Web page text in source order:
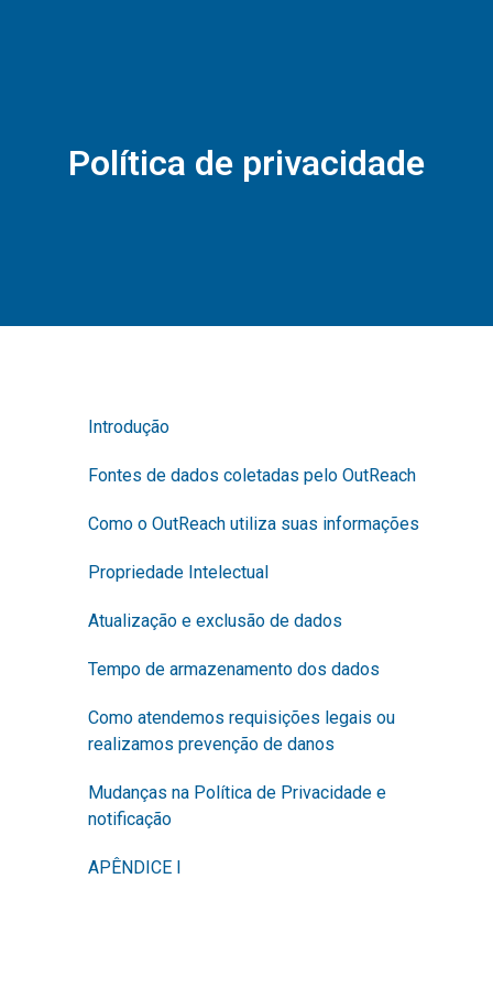
Política de privacidade
Introdução
Fontes de dados coletadas pelo OutReach
Como o OutReach utiliza suas informações
Propriedade Intelectual
Atualização e exclusão de dados
Tempo de armazenamento dos dados
Como atendemos requisições legais ou
realizamos prevenção de danos
Mudanças na Política de Privacidade e
notificação
APÊNDICE I